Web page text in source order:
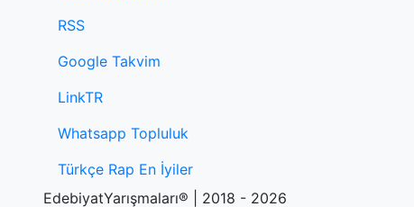
RSS
Google Takvim
LinkTR
Whatsapp Topluluk
Türkçe Rap En İyiler
EdebiyatYarışmaları® | 2018 - 2026